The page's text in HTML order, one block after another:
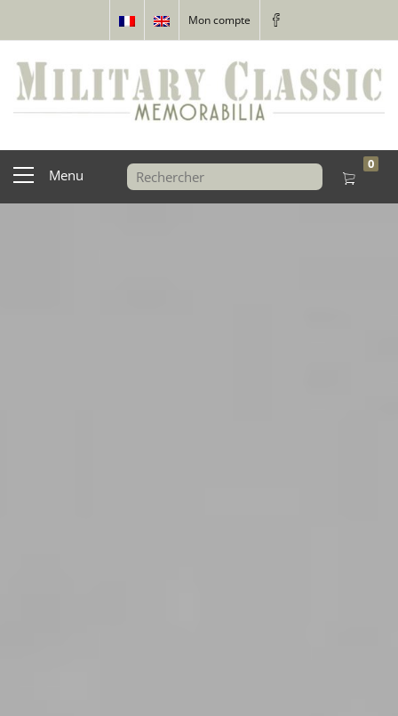
Mon compte
Menu
0